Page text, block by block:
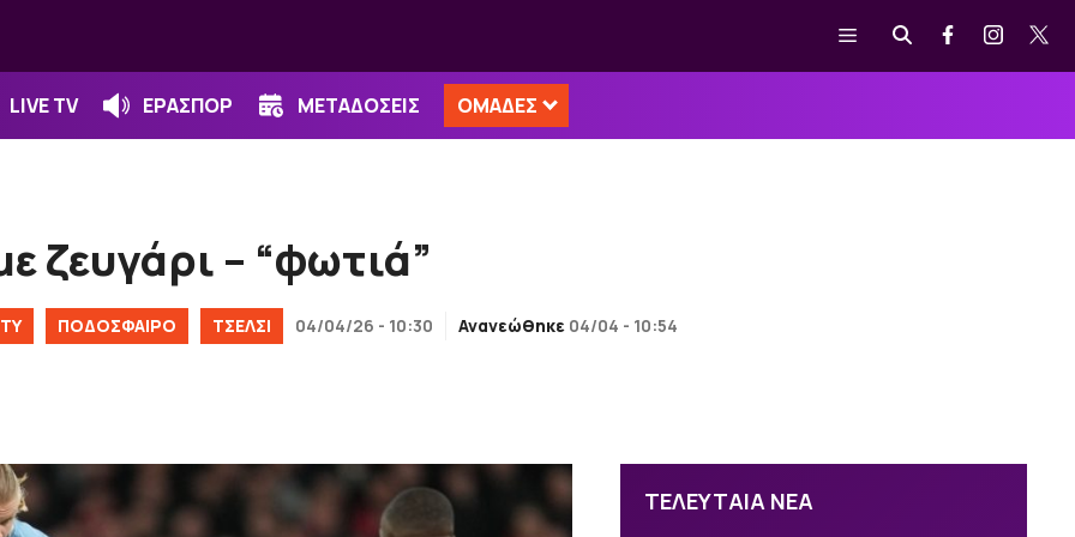
Μενού
LIVE TV ΕΡΑΣΠΟΡ ΜΕΤΑΔΟΣΕΙΣ ΟΜΑΔΕΣ
ζευγάρι – “φωτιά”
ΠΟΔΟΣΦΑΙΡΟ ΤΣΕΛΣΙ 04/04/26 - 10:30 Ανανεώθηκε 04/04 - 10:54
ΤΕΛΕΥΤΑΙΑ ΝΕΑ